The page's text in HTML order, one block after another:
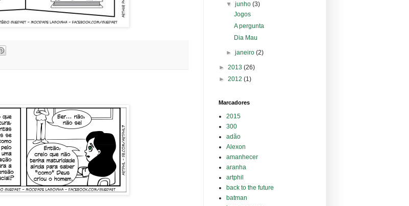
▼junho(3)
Jogos
A pergunta
Dia Mau
►janeiro(2)
► 2013 (26)
► 2012 (1)
Marcadores
2015
300
adão
Alexon
amanhecer
aranha
artphil
back to the future
batman